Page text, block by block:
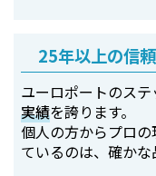
25年以上の信
ユーロポートのス
実績を誇ります。
個人の方からプロ
ているのは、確かな